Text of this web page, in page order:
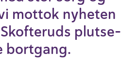
mottok nyheten
plut­se­
bort­gang.